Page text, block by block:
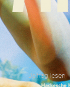
Beitrag lesen -